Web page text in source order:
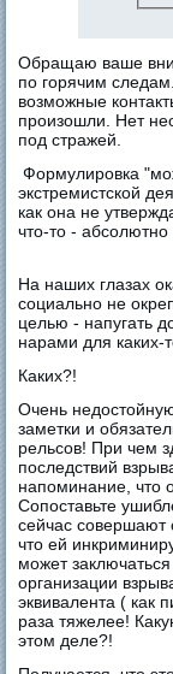
Обращаю ваше
по горячим
возможные
произошли. Нет
под стражей.
Формулировка
экстремистской
как она не
что-то -
На наших глазах
социально не
целью - напугать
нарами для каких-
Каких?!
Очень
заметки и
рельсов! При чем
последствий
напоминание, что
Сопоставьте
сейчас совершают
что ей
может
организации
эквивалента ( как
раза тяжелее!
этом деле?!